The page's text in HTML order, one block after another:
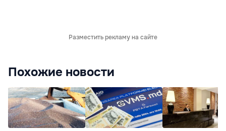
Разместить рекламу на сайте
Похожие новости